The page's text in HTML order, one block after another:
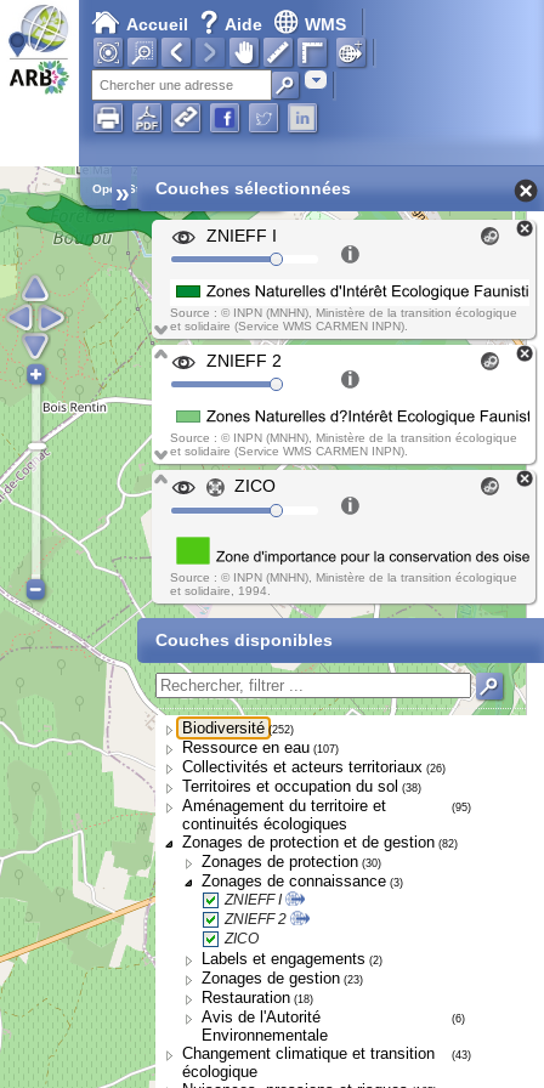
Accueil Aide WMS
Adresse
Open Street Map
» Couches sélectionnées
ZNIEFF I
Source : © INPN (MNHN), Ministère de la transition écologique
et solidaire (Service WMS CARMEN INPN).
ZNIEFF 2
Source : © INPN (MNHN), Ministère de la transition écologique
et solidaire (Service WMS CARMEN INPN).
ZICO
Source : © INPN (MNHN), Ministère de la transition écologique
et solidaire, 1994.
Couches disponibles
Biodiversité (252)
Ressource en eau (107)
Collectivités et acteurs territoriaux (26)
Territoires et occupation du sol (38)
Aménagement du territoire et
continuités écologiques
(95)
Zonages de protection et de gestion (82)
Zonages de protection (30)
Zonages de connaissance (3)
ZNIEFF I
ZNIEFF 2
ZICO
Labels et engagements (2)
Zonages de gestion (23)
Restauration (18)
Avis de l'Autorité
Environnementale
(6)
Changement climatique et transition
écologique
(43)